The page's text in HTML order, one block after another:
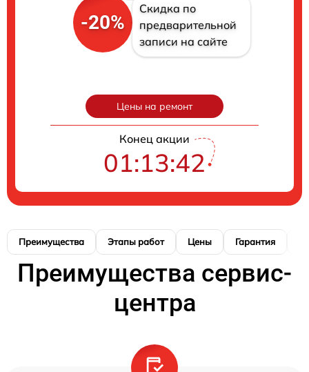
-20%
Скидка по
предварительной
записи на сайте
Цены на ремонт
Конец акции
01:13:41
Преимущества Этапы работ Цены Гарантия
Преимущества сервис-
центра